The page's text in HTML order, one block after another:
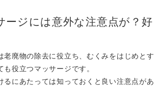
ージには意外な注意点が？好
老廃物の除去に役立ち、むくみをはじめとす
も役立つマッサージです。
るにあたっては知っておくと良い注意点があ